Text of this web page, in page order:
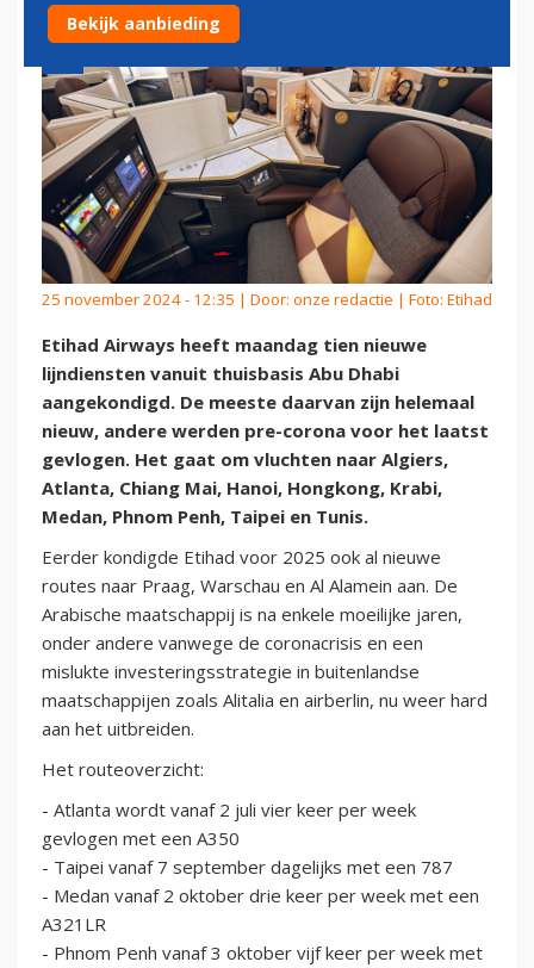
25 november 2024 - 12:35 | Door: onze redactie | Foto: Etihad
Etihad Airways heeft maandag tien nieuwe
lijndiensten vanuit thuisbasis Abu Dhabi
aangekondigd. De meeste daarvan zijn helemaal
nieuw, andere werden pre-corona voor het laatst
gevlogen. Het gaat om vluchten naar Algiers,
Atlanta, Chiang Mai, Hanoi, Hongkong, Krabi,
Medan, Phnom Penh, Taipei en Tunis.
Eerder kondigde Etihad voor 2025 ook al nieuwe
routes naar Praag, Warschau en Al Alamein aan. De
Arabische maatschappij is na enkele moeilijke jaren,
onder andere vanwege de coronacrisis en een
mislukte investeringsstrategie in buitenlandse
maatschappijen zoals Alitalia en airberlin, nu weer hard
aan het uitbreiden.
Het routeoverzicht:
- Atlanta wordt vanaf 2 juli vier keer per week
gevlogen met een A350
- Taipei vanaf 7 september dagelijks met een 787
- Medan vanaf 2 oktober drie keer per week met een
A321LR
- Phnom Penh vanaf 3 oktober vijf keer per week met
Bekijk aanbieding